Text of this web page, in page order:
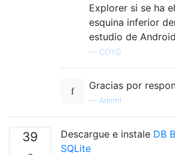
Explorer si se ha
esquina inferior
estudio de
— COYG
Gracias por
— Amirhf
39 Descargue e instale DB
SQLite